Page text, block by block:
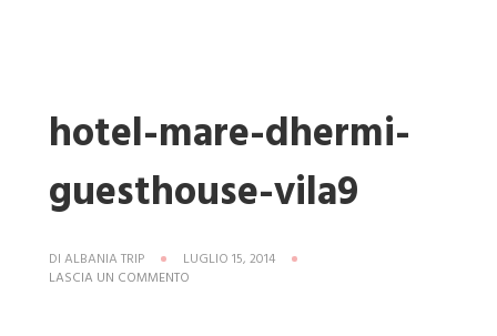
hotel-mare-dhermi-
guesthouse-vila9
DI ALBANIA TRIP
LUGLIO 15, 2014
LASCIA UN COMMENTO